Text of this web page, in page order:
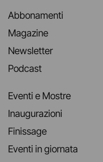
Abbonamenti
Magazine
Newsletter
Podcast
Eventi e Mostre
Inaugurazioni
Finissage
Eventi in giornata